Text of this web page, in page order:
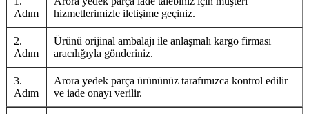
Adım
hizmetlerimizle iletişime geçiniz.
2.
Adım
Ürünü orijinal ambalajı ile anlaşmalı kargo firması
aracılığıyla gönderiniz.
3.
Adım
Arora yedek parça ürününüz tarafımızca kontrol edilir
ve iade onayı verilir.